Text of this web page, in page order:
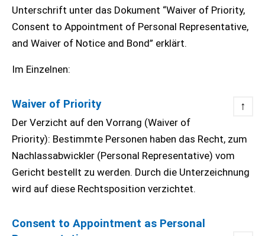
Unterschrift unter das Dokument “Waiver of Priority,
Consent to Appointment of Personal Representative,
and Waiver of Notice and Bond” erklärt.
Im Einzelnen:
Waiver of Priority ↑
Der Verzicht auf den Vorrang (Waiver of
Priority): Bestimmte Personen haben das Recht, zum
Nachlassabwickler (Personal Representative) vom
Gericht bestellt zu werden. Durch die Unterzeichnung
wird auf diese Rechtsposition verzichtet.
Consent to Appointment as Personal